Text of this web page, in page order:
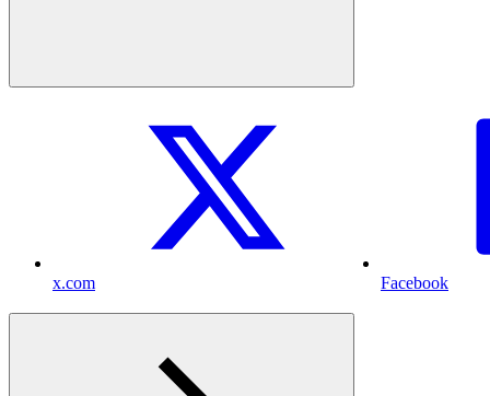
x.com Facebook